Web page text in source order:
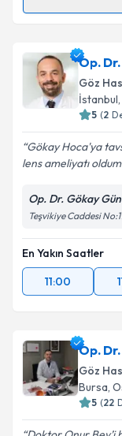
için bir takvim
E-posta
Metni'ni
Op.
Göz
İstanbul
5 (2
Gökay Hoca'ya
lens ameliyatı
Op. Dr. Gökay
Teşvikiye Caddesi
En Yakın Saatler
11:00
Op.
Göz
Bursa,
5 (22